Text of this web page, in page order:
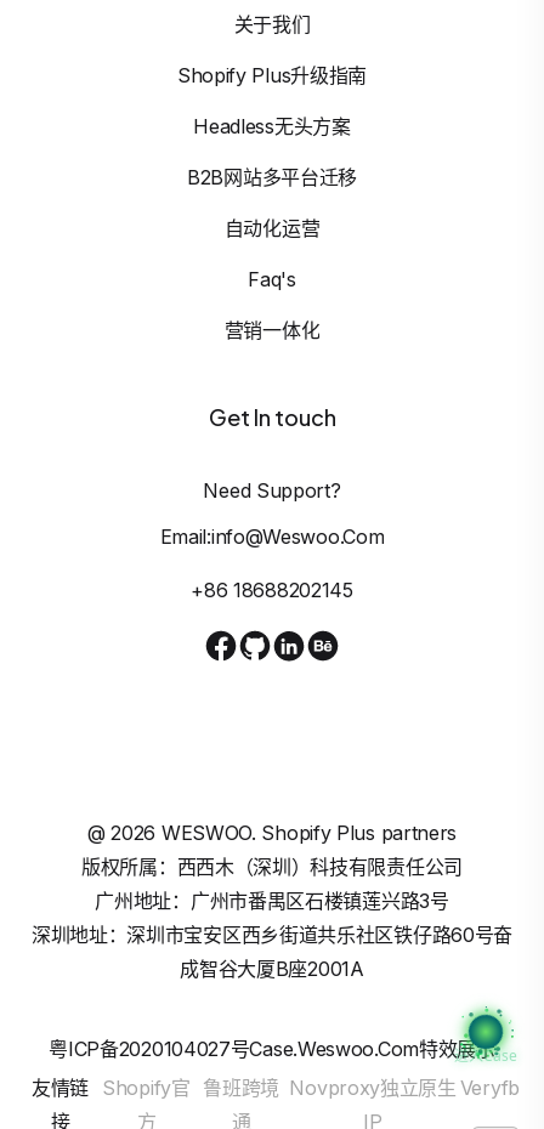
进入Case
关于我们
Shopify Plus升级指南
Headless无头方案
B2B网站多平台迁移
自动化运营
Faq's
营销一体化
Get In touch
Need Support?
Email:info@weswoo.com
+86 18688202145
@2026 WESWOO. Shopify Plus partners
版权所属：西西木（深圳）科技有限责任公司
广州地址：广州市番禺区石楼镇莲兴路3号
深圳地址：深圳市宝安区西乡街道共乐社区铁仔路60号奋
成智谷大厦B座2001A
粤ICP备2020104027号Case.weswoo.com特效展示
友情链
接
Shopify官
方
鲁班跨境
通
Novproxy独立原生
IP
Veryfb